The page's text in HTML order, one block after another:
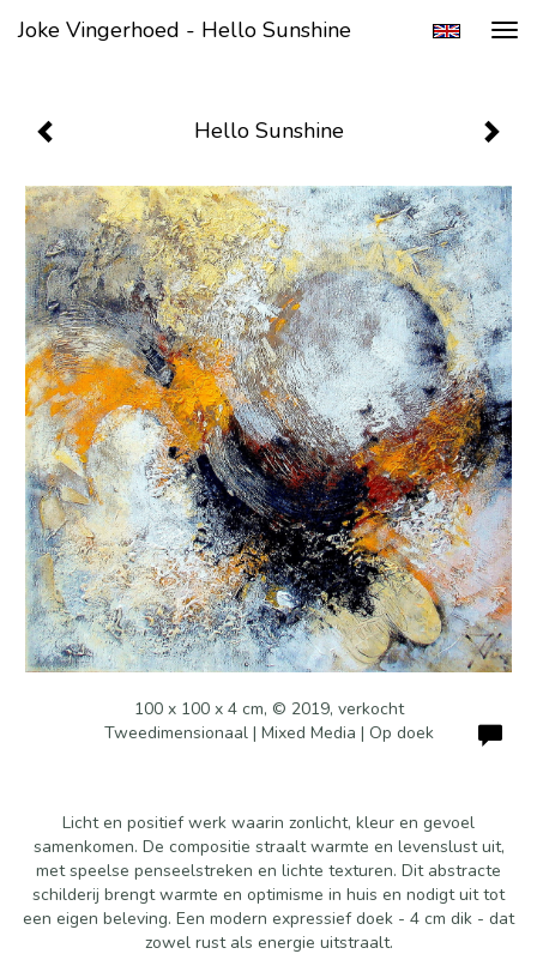
Joke Vingerhoed - Hello Sunshine
Hello Sunshine
100 x 100 x 4 cm, © 2019, verkocht
Tweedimensionaal | Mixed Media | Op doek
Licht en positief werk waarin zonlicht, kleur en gevoel
samenkomen. De compositie straalt warmte en levenslust uit,
met speelse penseelstreken en lichte texturen. Dit abstracte
schilderij brengt warmte en optimisme in huis en nodigt uit tot
een eigen beleving. Een modern expressief doek - 4 cm dik - dat
zowel rust als energie uitstraalt.